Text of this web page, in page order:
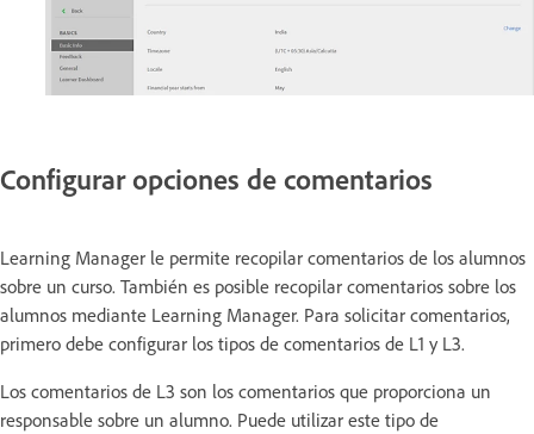
Configurar opciones de comentarios
Learning Manager le permite recopilar comentarios de los alumnos
sobre un curso. También es posible recopilar comentarios sobre los
alumnos mediante Learning Manager. Para solicitar comentarios,
primero debe configurar los tipos de comentarios de L1 y L3.
Los comentarios de L3 son los comentarios que proporciona un
responsable sobre un alumno. Puede utilizar este tipo de